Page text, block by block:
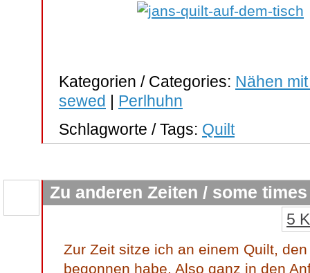
Kategorien / Categories: Nähen
sewed | Perlhuhn
Schlagworte / Tags: Quilt
Zu anderen Zeiten / some
5
Zur Zeit sitze ich an einem Quilt,
begonnen habe. Also ganz in den